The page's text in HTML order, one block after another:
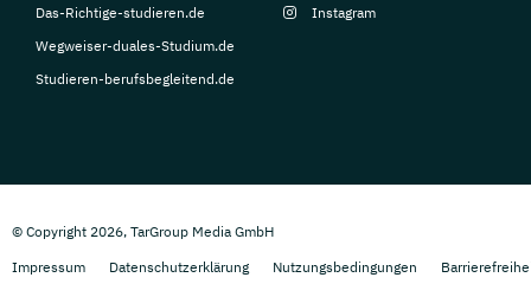
Das-Richtige-studieren.de
Wegweiser-duales-Studium.de
Studieren-berufsbegleitend.de
Instagram
© Copyright 2026, TarGroup Media GmbH
Impressum
Datenschutzerklärung Nutzungsbedingungen